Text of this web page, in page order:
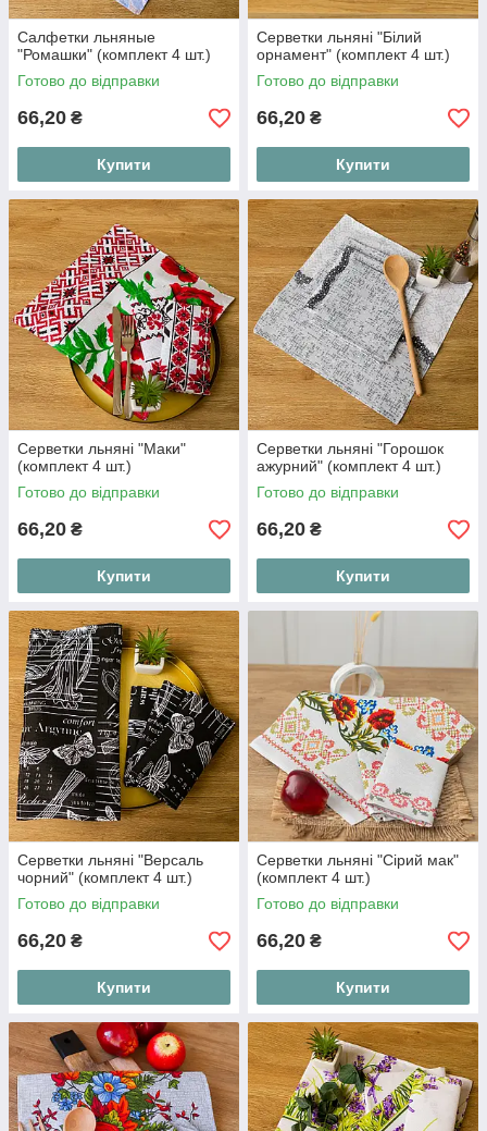
Салфетки льняные
"Ромашки" (комплект 4 шт.)
Готово до відправки
66,20 ₴
Купити
Серветки льняні "Білий
орнамент" (комплект 4 шт.)
Готово до відправки
66,20 ₴
Купити
Серветки льняні "Маки"
(комплект 4 шт.)
Готово до відправки
66,20 ₴
Купити
Серветки льняні "Горошок
ажурний" (комплект 4 шт.)
Готово до відправки
66,20 ₴
Купити
Серветки льняні "Версаль
чорний" (комплект 4 шт.)
Готово до відправки
66,20 ₴
Купити
Серветки льняні "Сірий мак"
(комплект 4 шт.)
Готово до відправки
66,20 ₴
Купити